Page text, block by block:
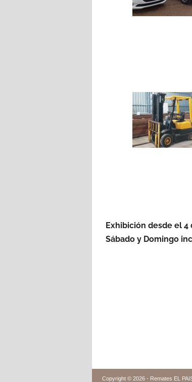
Exhibición desde el 4
Sábado y Domingo
Copyright © 2026 - Remates EL